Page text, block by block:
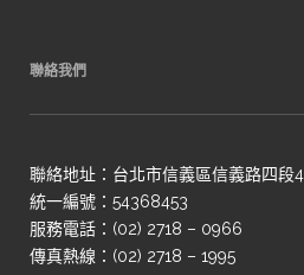
聯絡我們
聯絡地址：台北市信義區信義路四段
統一編號：54368453
服務電話：(02) 2718 – 0966
傳真熱線：(02) 2718 – 1995